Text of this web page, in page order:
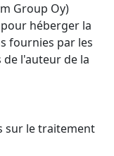
Group Oy)
héberger la
fournies par les
l'auteur de la
sur le traitement